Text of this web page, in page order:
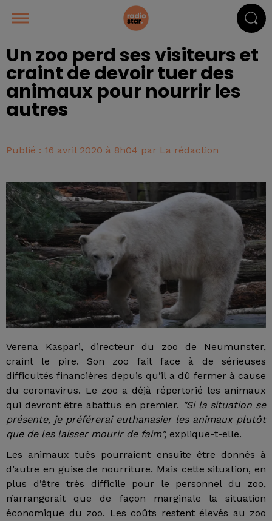
Un zoo perd ses visiteurs et
craint de devoir tuer des
animaux pour nourrir les
autres
Publié : 16 avril 2020 à 8h04 par La rédaction
Verena Kaspari, directeur du zoo de Neumunster,
craint le pire. Son zoo fait face à de sérieuses
difficultés financières depuis qu’il a dû fermer à cause
du coronavirus. Le zoo a déjà répertorié les animaux
qui devront être abattus en premier. "Si la situation se
présente, je préférerai euthanasier les animaux plutôt
que de les laisser mourir de faim", explique-t-elle.
Les animaux tués pourraient ensuite être donnés à
d’autre en guise de nourriture. Mais cette situation, en
plus d’être très difficile pour le personnel du zoo,
n’arrangerait que de façon marginale la situation
économique du zoo. Les coûts restent élevés au zoo